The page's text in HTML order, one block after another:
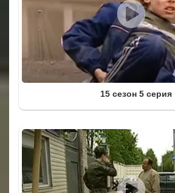
15 сезон 5 серия